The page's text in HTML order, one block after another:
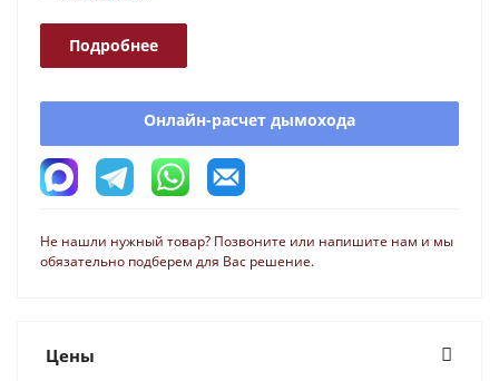
Подробнее
Онлайн-расчет дымохода
Не нашли нужный товар? Позвоните или напишите нам и мы
обязательно подберем для Вас решение.
Цены